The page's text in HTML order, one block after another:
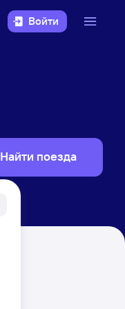
Войти
Найти поезда